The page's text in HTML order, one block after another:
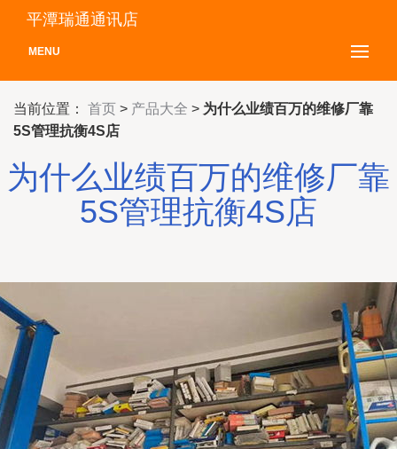
平潭瑞通通讯店
MENU
当前位置： 首页 > 产品大全 > 为什么业绩百万的维修厂靠
5S管理抗衡4S店
为什么业绩百万的维修厂靠
5S管理抗衡4S店